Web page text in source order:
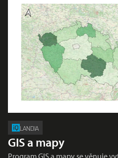
LANDIA
GIS a mapy
Program GIS a mapy se věnuje